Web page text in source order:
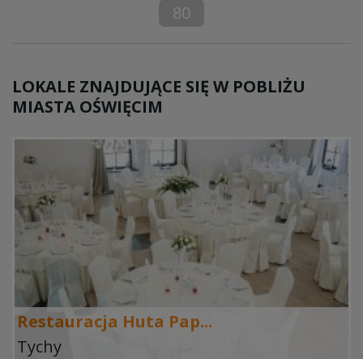
80
LOKALE ZNAJDUJĄCE SIĘ W POBLIŻU
MIASTA OŚWIĘCIM
Restauracja Huta Pap...
Tychy